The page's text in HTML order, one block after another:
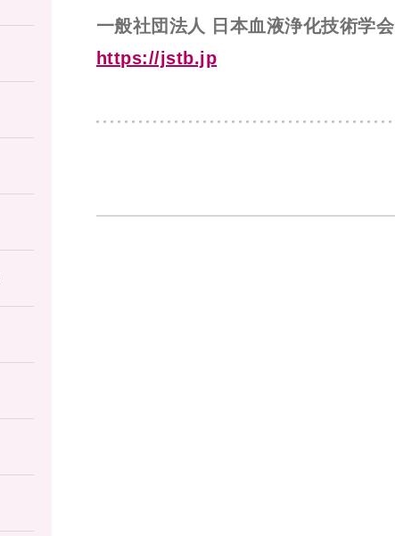
一般社団法人 日本血液浄化技術学会
https://jstb.jp